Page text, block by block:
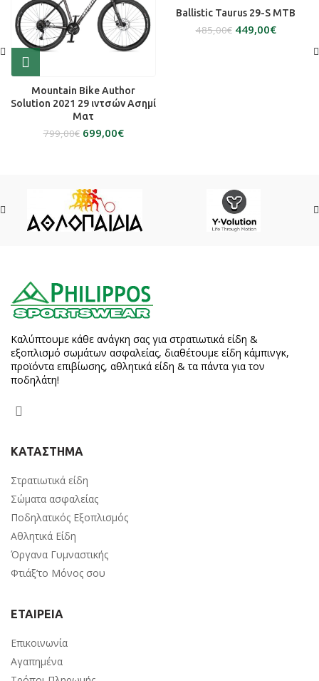
Mountain Bike Author
Solution 2021 29 ιντσών Ασημί
Ματ
799,00€ 699,00€
Ballistic Taurus 29-S MTB
485,00€ 449,00€
Καλύπτουμε κάθε ανάγκη σας για στρατιωτικά είδη &
εξοπλισμό σωμάτων ασφαλείας, διαθέτουμε είδη κάμπινγκ,
προϊόντα επιβίωσης, αθλητικά είδη & τα πάντα για τον
ποδηλάτη!
ΚΑΤΑΣΤΗΜΑ
Στρατιωτικά είδη
Σώματα ασφαλείας
Ποδηλατικός Εξοπλισμός
Αθλητικά Είδη
Όργανα Γυμναστικής
Φτιάξ’το Μόνος σου
ΕΤΑΙΡΕΙΑ
Επικοινωνία
Αγαπημένα